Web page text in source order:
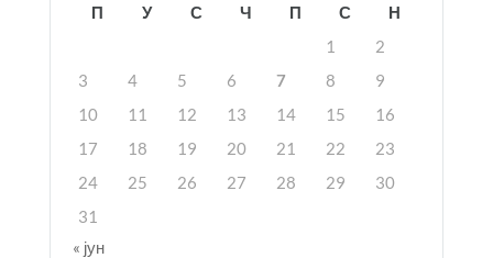
П У С Ч П С
Н
1
2
3
4 5 6 7 8
9
10
11 12 13 14 15
16
17
18 19 20 21 22
23
24
25 26 27 28 29
30
31
« јун